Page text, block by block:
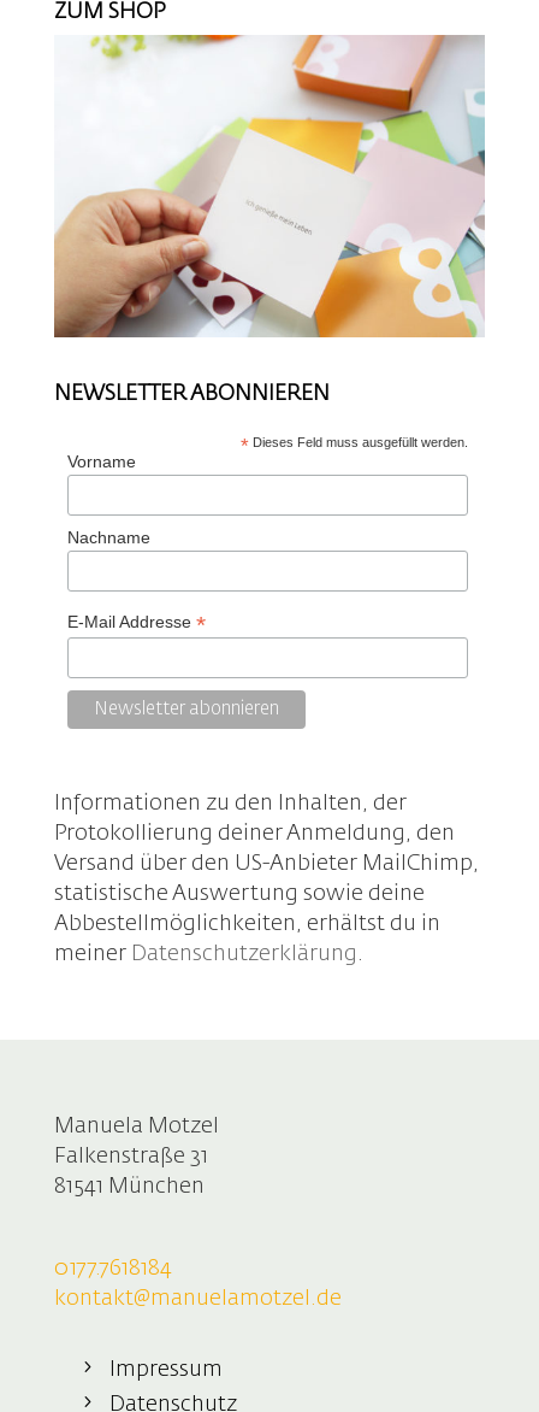
ZUM SHOP
NEWSLETTER ABONNIEREN
* Dieses Feld muss ausgefüllt werden.
Vorname
Nachname
E-Mail Addresse *
Informationen zu den Inhalten, der
Protokollierung deiner Anmeldung, den
Versand über den US-Anbieter MailChimp,
statistische Auswertung sowie deine
Abbestellmöglichkeiten, erhältst du in
meiner Datenschutzerklärung .
Manuela Motzel
Falkenstraße 31
81541 München
0177.7618184
kontakt@manuelamotzel.de
Impressum
Datenschutz